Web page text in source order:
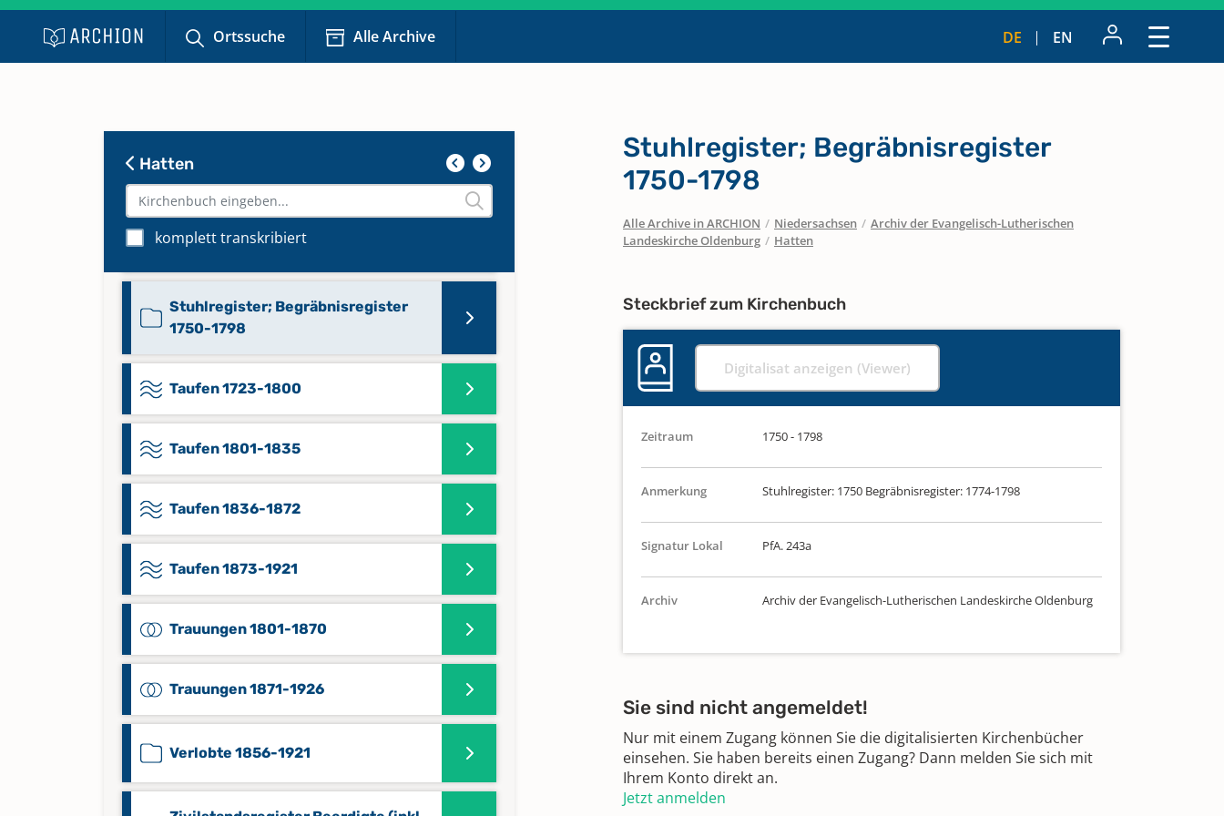
Ortssuche Alle Archive DE EN
Hatten
komplett transkribiert
Mischbuch
Mischbuch (Verlobte/Trauungen)
Stuhlregister (inkl. Register) 1750
Stuhlregister; Begräbnisregister
1750-1798
Taufen 1723-1800
Taufen 1801-1835
Taufen 1836-1872
Taufen 1873-1921
Trauungen 1801-1870
Trauungen 1871-1926
Verlobte 1856-1921
Stuhlregister; Begräbnisregister
1750-1798
Alle Archive in ARCHION / Niedersachsen / Archiv der Evangelisch-Lutherischen
Landeskirche Oldenburg / Hatten
Steckbrief zum Kirchenbuch
Digitalisat anzeigen (Viewer)
Zeitraum 1750 - 1798
Anmerkung Stuhlregister: 1750 Begräbnisregister: 1774-1798
Signatur Lokal PfA. 243a
Archiv Archiv der Evangelisch-Lutherischen Landeskirche Oldenburg
Sie sind nicht angemeldet!
Nur mit einem Zugang können Sie die digitalisierten Kirchenbücher
einsehen. Sie haben bereits einen Zugang? Dann melden Sie sich mit
Ihrem Konto direkt an.
Jetzt anmelden